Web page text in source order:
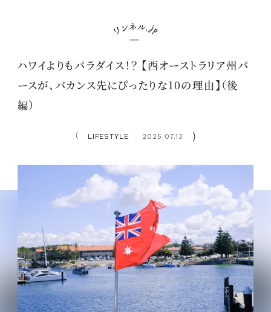
ハワイよりもパラダイス！？ 【西オーストラリア州パ
ースが、バカンス先にぴったりな10の理由】（後
編）
LIFESTYLE ： 2025.07.13